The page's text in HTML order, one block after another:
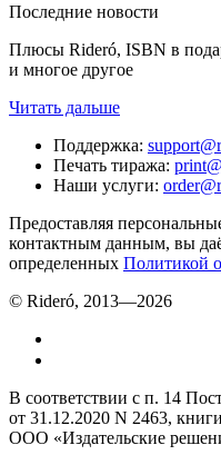
Последние новости
Плюсы Rideró, ISBN в
и многое другое
Читать дальше
Поддержка:
Печать тиража:
Наши услуги:
Предоставляя
контактным данным, вы
определенных Политикой
© Rideró, 2013—2026
В соответствии с п. 14
от 31.12.2020 N 2463,
ООО «Издательские